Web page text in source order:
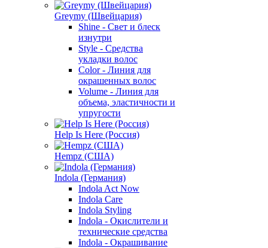
Greymy (Швейцария)
Shine - Свет и блеск
изнутри
Style - Средства
укладки волос
Color - Линия для
окрашенных волос
Volume - Линия для
объема, эластичности и
упругости
Help Is Here (Россия)
Hempz (США)
Indola (Германия)
Indola Act Now
Indola Care
Indola Styling
Indola - Окислители и
технические средства
Indola - Окрашивание